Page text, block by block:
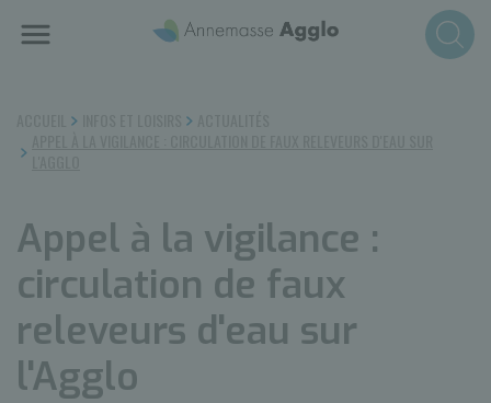
Appel à la vigilance :
circulation de faux
releveurs d'eau sur
l'Agglo